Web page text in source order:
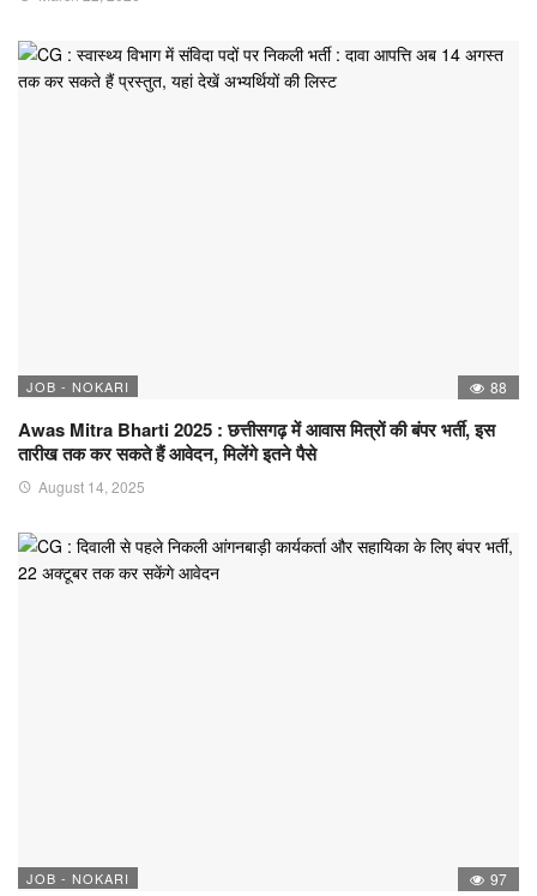
JOB - NOKARI 88
Awas Mitra Bharti 2025 : छत्तीसगढ़ में आवास मित्रों की बंपर भर्ती, इस
तारीख तक कर सकते हैं आवेदन, मिलेंगे इतने पैसे
August 14, 2025
JOB - NOKARI 97